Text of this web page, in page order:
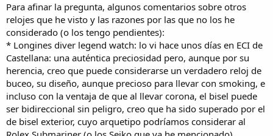
Para afinar la pregunta, algunos comentarios sobre otros
relojes que he visto y las razones por las que no los he
considerado (o los tengo pendientes):
* Longines diver legend watch: lo vi hace unos días en ECI de
Castellana: una auténtica preciosidad pero, aunque por su
herencia, creo que puede considerarse un verdadero reloj de
buceo, su diseño, aunque precioso para llevar con smoking, e
incluso con la ventaja de que al llevar corona, el bisel puede
ser bidireccional sin peligro, creo que ha sido superado por el
de bisel exterior, cuyo arquetipo podríamos considerar al